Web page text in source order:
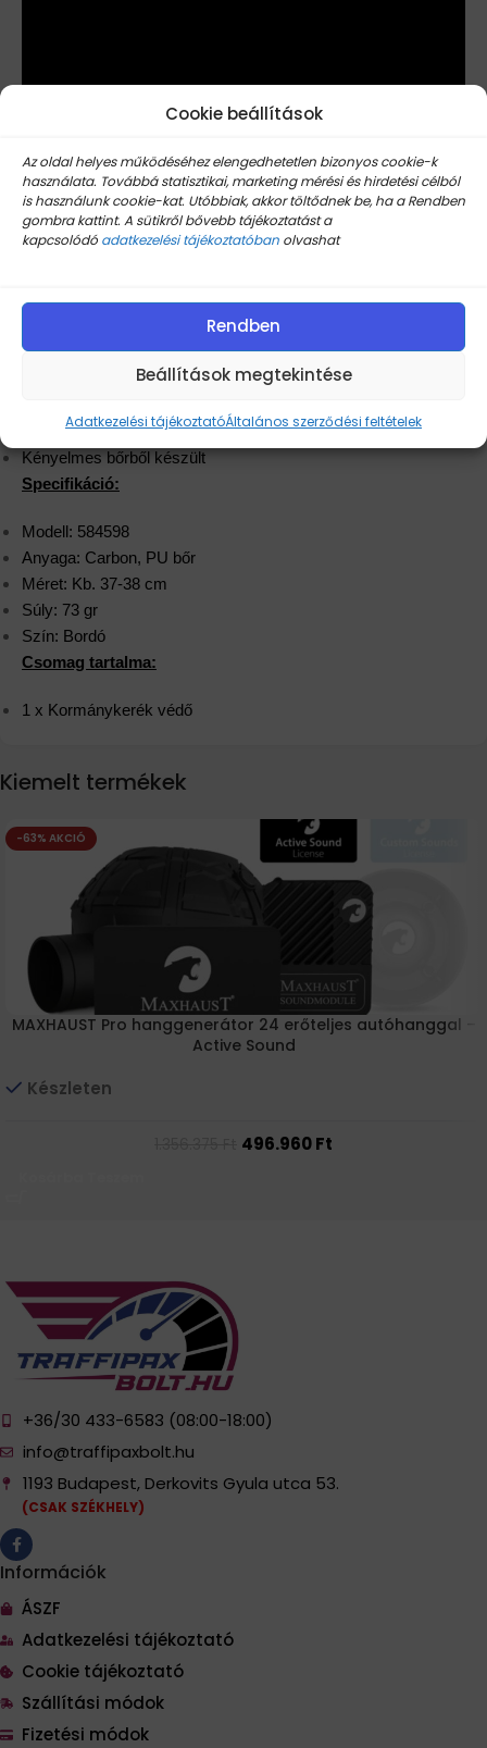
Cookie beállítások
Az oldal helyes működéséhez elengedhetetlen bizonyos cookie-k
használata. Továbbá statisztikai, marketing mérési és hirdetési célból
is használunk cookie-kat. Utóbbiak, akkor töltődnek be, ha a Rendben
gombra kattint. A sütikről bővebb tájékoztatást a
kapcsolódó adatkezelési tájékoztatóban olvashat
Rendben
Beállítások megtekintése
Adatkezelési tájékoztatóÁltalános szerződési feltételek
100%-ig új és magas minőségű termék
Kényelmes bőrből készült
Specifikáció:
Modell: 584598
Anyaga: Carbon, PU bőr
Méret: Kb. 37-38 cm
Súly: 73 gr
Szín: Bordó
Csomag tartalma:
1 x Kormánykerék védő
Kiemelt termékek
-63% AKCIÓ
MAXHAUST Pro hanggenerátor 24 erőteljes autóhanggal –
Active Sound
Készleten
496.960Ft
+36/30 433-6583 (08:00-18:00)
info@traffipaxbolt.hu
1193 Budapest, Derkovits Gyula utca 53.
(CSAK SZÉKHELY)
Információk
ÁSZF
Adatkezelési tájékoztató
Cookie tájékoztató
Szállítási módok
Fizetési módok